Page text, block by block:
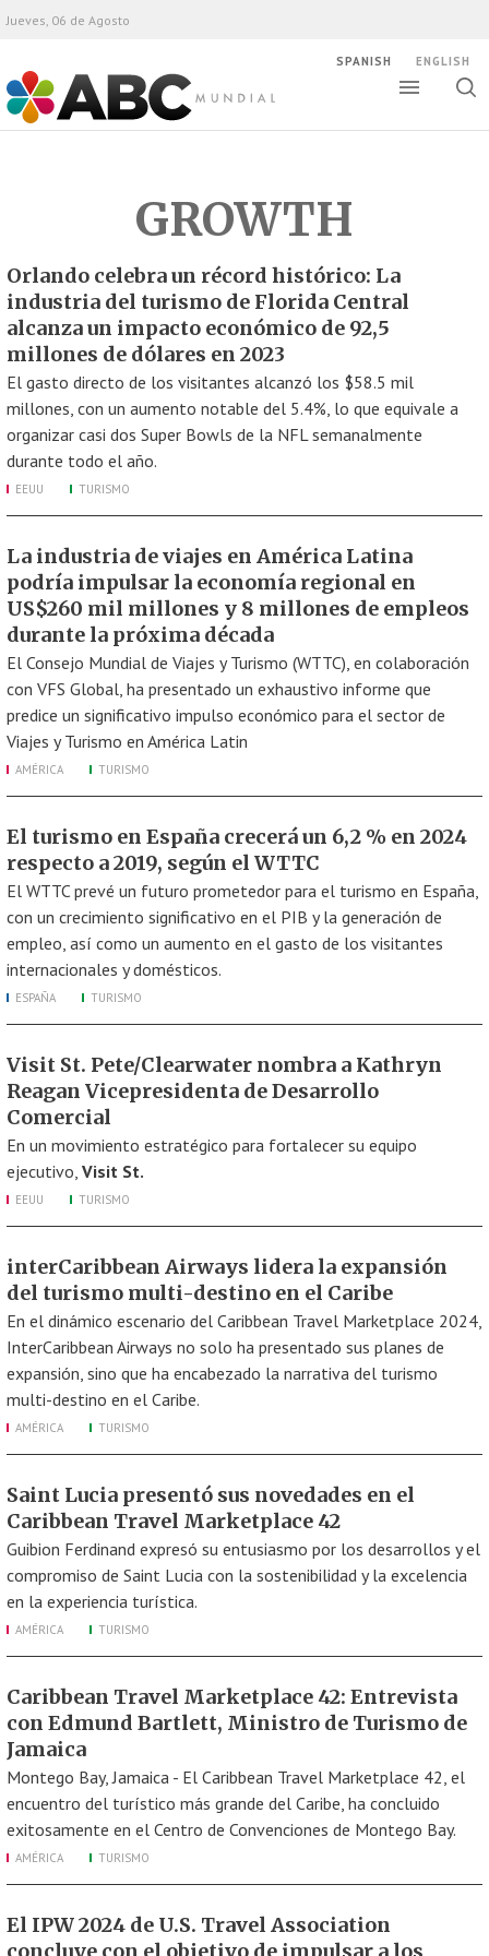
ABC Mundial
Jueves, 06 de Agosto
SPANISH ENGLISH
GROWTH
Orlando celebra un récord histórico: La
industria del turismo de Florida Central
alcanza un impacto económico de 92,5
millones de dólares en 2023
El gasto directo de los visitantes alcanzó los $58.5 mil
millones, con un aumento notable del 5.4%, lo que equivale a
organizar casi dos Super Bowls de la NFL semanalmente
durante todo el año.
EEUU TURISMO
La industria de viajes en América Latina
podría impulsar la economía regional en
US$260 mil millones y 8 millones de empleos
durante la próxima década
El Consejo Mundial de Viajes y Turismo (WTTC), en colaboración
con VFS Global, ha presentado un exhaustivo informe que
predice un significativo impulso económico para el sector de
Viajes y Turismo en América Latin
AMÉRICA TURISMO
El turismo en España crecerá un 6,2 % en 2024
respecto a 2019, según el WTTC
El WTTC prevé un futuro prometedor para el turismo en España,
con un crecimiento significativo en el PIB y la generación de
empleo, así como un aumento en el gasto de los visitantes
internacionales y domésticos.
ESPAÑA TURISMO
Visit St. Pete/Clearwater nombra a Kathryn
Reagan Vicepresidenta de Desarrollo
Comercial
En un movimiento estratégico para fortalecer su equipo
ejecutivo, Visit St.
EEUU TURISMO
interCaribbean Airways lidera la expansión
del turismo multi-destino en el Caribe
En el dinámico escenario del Caribbean Travel Marketplace 2024,
InterCaribbean Airways no solo ha presentado sus planes de
expansión, sino que ha encabezado la narrativa del turismo
multi-destino en el Caribe.
AMÉRICA TURISMO
Saint Lucia presentó sus novedades en el
Caribbean Travel Marketplace 42
Guibion Ferdinand expresó su entusiasmo por los desarrollos y el
compromiso de Saint Lucia con la sostenibilidad y la excelencia
en la experiencia turística.
AMÉRICA TURISMO
Caribbean Travel Marketplace 42: Entrevista
con Edmund Bartlett, Ministro de Turismo de
Jamaica
Montego Bay, Jamaica - El Caribbean Travel Marketplace 42, el
encuentro del turístico más grande del Caribe, ha concluido
exitosamente en el Centro de Convenciones de Montego Bay.
AMÉRICA TURISMO
El IPW 2024 de U.S. Travel Association